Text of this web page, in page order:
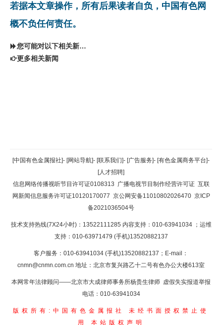
若据本文章操作，所有后果读者自负，中国有色网
概不负任何责任。
您可能对以下相关新闻同样感兴趣
更多相关新闻
返回顶部
返回首页
[中国有色金属报社]- [网站导航]- [联系我们]- [广告服务]- [有色金属商务平台]-
[人才招聘]
信息网络传播视听节目许可证0108313 广播电视节目制作经营许可证 互联
网新闻信息服务许可证10120170077 京公网安备11010802026470 京ICP
备2021036504号
技术支持热线(7X24小时)：13522111285 内容支持：010-63941034 ；运维
支持：010-63971479 (手机)13520882137
客户服务：010-63941034 (手机)13520882137；E-mail：
cnmn@cnmn.com.cn 地址：北京市复兴路乙十二号有色办公大楼613室
本网常年法律顾问——北京市大成律师事务所杨贵生律师 虚假失实报道举报
电话：010-63941034
版权所有:中国有色金属报社
未经书面授权禁止使
用 本站版权声明